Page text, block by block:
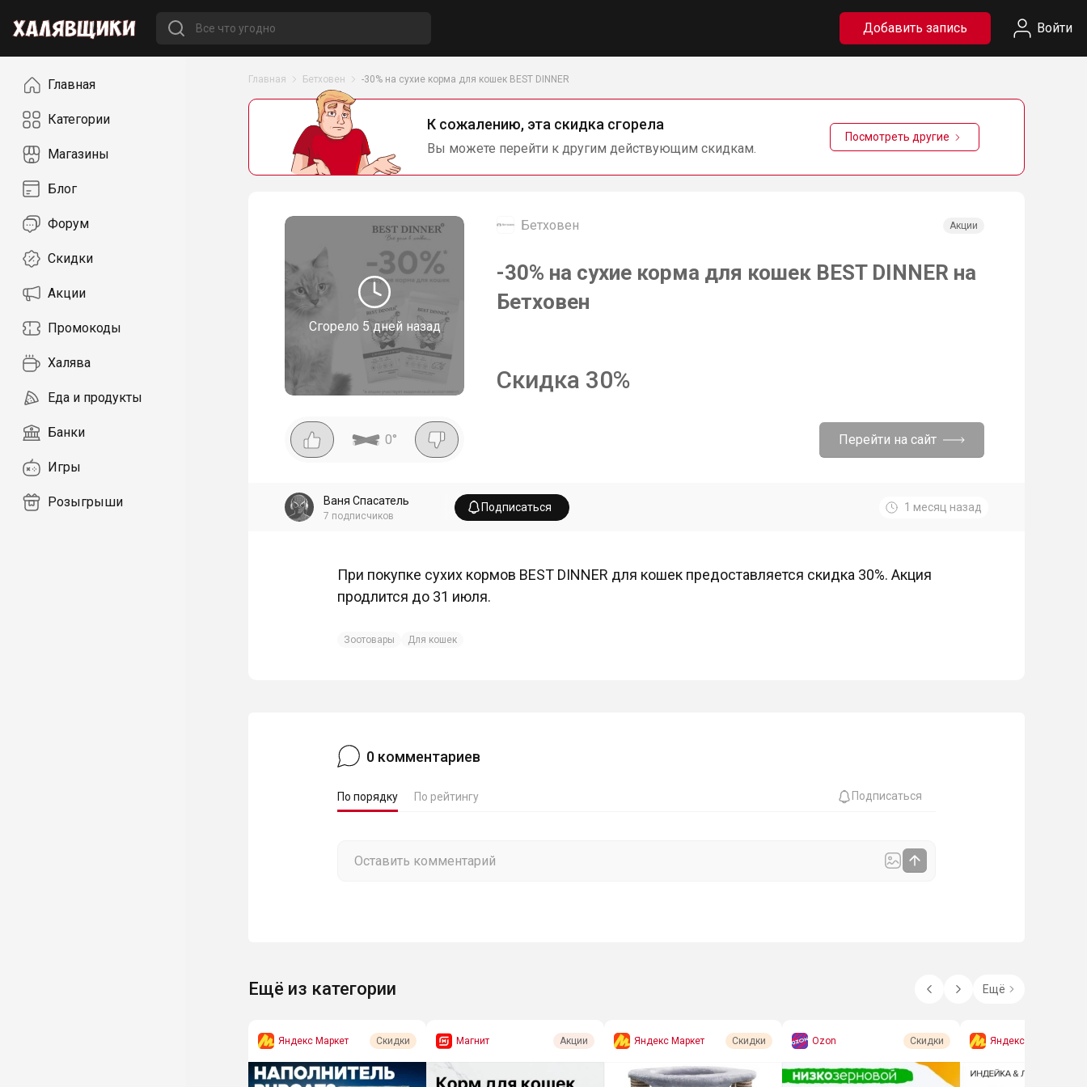
Добавить запись Войти
НавигацияГлавная
Категории
Магазины
Блог
Форум
Скидки
Акции
Промокоды
Халява
Еда и продукты
Банки
Игры
Розыгрыши
Главная Бетховен -30% на сухие корма для кошек BEST DINNER
К сожалению, эта скидка сгорела
Вы можете перейти к другим действующим скидкам.
Посмотреть другие
Сгорело 5 дней назад
Бетховен Акции
-30% на сухие корма для кошек BEST DINNER на
Бетховен
Скидка 30%
0° Перейти на сайт
Ваня Спасатель
7 подписчиков
Подписаться 1 месяц назад
При покупке сухих кормов BEST DINNER для кошек предоставляется скидка 30%. Акция
продлится до 31 июля.
Зоотовары Для кошек
0 комментариев
По порядку По рейтингу Подписаться
Ещё из категории Ещё
Яндекс Маркет Скидки Магнит Акции Яндекс Маркет Скидки Ozon Скидки Яндекс Маркет